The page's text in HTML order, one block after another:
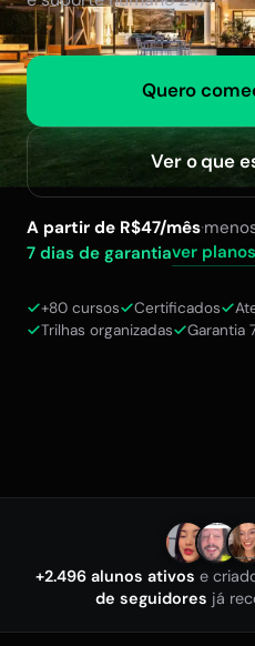
Quero
Ver o que
A partir de R$47/mês·
7 dias de garantiaver planos
+80 cursos Certificados
Trilhas organizadas
Garantia
+2.496 alunos ativos e
de seguidores já